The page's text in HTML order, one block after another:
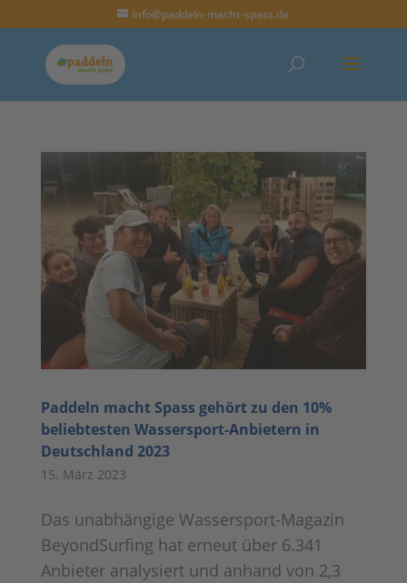
info@paddeln-macht-spass.de
Paddeln macht Spass gehört zu den 10%
beliebtesten Wassersport-Anbietern in
Deutschland 2023
15. März 2023
Das unabhängige Wassersport-Magazin
BeyondSurfing hat erneut über 6.341
Anbieter analysiert und anhand von 2,3